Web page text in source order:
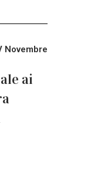
Novembre
ai